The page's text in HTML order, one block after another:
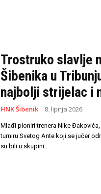
Trostruko slavlje
Šibenika u
najbolji strijelac i
HNK Šibenik 8. lipnja 2026.
Mlađi pioniri trenera Nike
turniru Svetog Ante koji se jučer
su bili u skupini...